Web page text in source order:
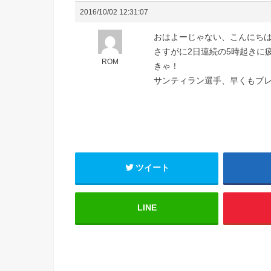
2016/10/02 12:31:07
ROM
おはよーじゃない、こんにち
さすがに2日連続の5時起きに
きゃ！
サンティラン選手、早くもブ
ツイート
LINE